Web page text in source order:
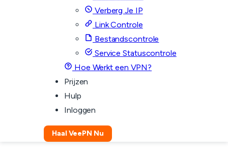
Verberg Je IP
Link Controle
Bestandscontrole
Service Statuscontrole
Hoe Werkt een VPN?
Prijzen
Hulp
Inloggen
Haal VeePN Nu